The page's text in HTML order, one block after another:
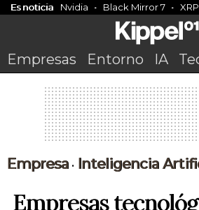
Es noticia Nvidia Black Mirror 7 XRP
Empresas Entorno IA
Empresa• Inteligencia
Empresas